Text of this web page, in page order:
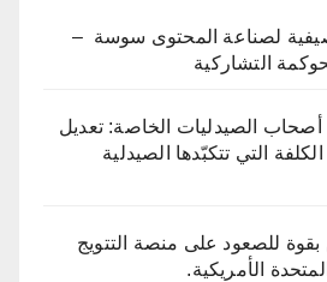
لصناعة المحتوى سوسة –
التشاركية
أصحاب الصيدليات الخاصة: تعديل
التي تتكبّدها الصيدلية
للصعود على منصة التتويج
الأمريكية.